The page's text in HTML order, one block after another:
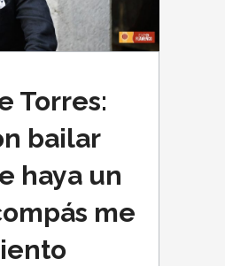
Torres:
bailar
haya un
me